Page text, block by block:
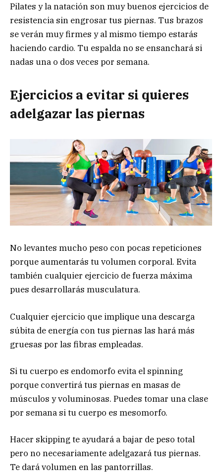
Pilates y la natación son muy buenos ejercicios de
resistencia sin engrosar tus piernas. Tus brazos
se verán muy firmes y al mismo tiempo estarás
haciendo cardio. Tu espalda no se ensanchará si
nadas una o dos veces por semana.
Ejercicios a evitar si quieres
adelgazar las piernas
No levantes mucho peso con pocas repeticiones
porque aumentarás tu volumen corporal. Evita
también cualquier ejercicio de fuerza máxima
pues desarrollarás musculatura.
Cualquier ejercicio que implique una descarga
súbita de energía con tus piernas las hará más
gruesas por las fibras empleadas.
Si tu cuerpo es endomorfo evita el spinning
porque convertirá tus piernas en masas de
músculos y voluminosas. Puedes tomar una clase
por semana si tu cuerpo es mesomorfo.
Hacer skipping te ayudará a bajar de peso total
pero no necesariamente adelgazará tus piernas.
Te dará volumen en las pantorrillas.